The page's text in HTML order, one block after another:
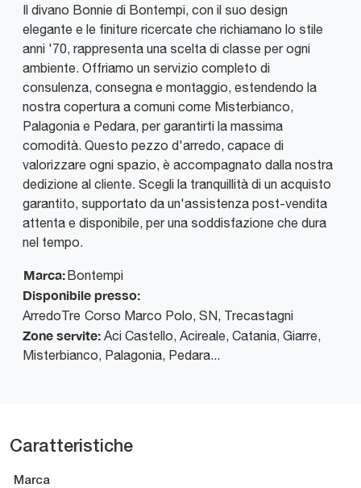
Il divano Bonnie di Bontempi, con il suo design
elegante e le finiture ricercate che richiamano lo stile
anni '70, rappresenta una scelta di classe per ogni
ambiente. Offriamo un servizio completo di
consulenza, consegna e montaggio, estendendo la
nostra copertura a comuni come Misterbianco,
Palagonia e Pedara, per garantirti la massima
comodità. Questo pezzo d'arredo, capace di
valorizzare ogni spazio, è accompagnato dalla nostra
dedizione al cliente. Scegli la tranquillità di un acquisto
garantito, supportato da un'assistenza post-vendita
attenta e disponibile, per una soddisfazione che dura
nel tempo.
Marca:Bontempi
Disponibile presso:
ArredoTre Corso Marco Polo, SN, Trecastagni
Zone servite: Aci Castello, Acireale, Catania, Giarre,
Misterbianco, Palagonia, Pedara...
Caratteristiche
Marca